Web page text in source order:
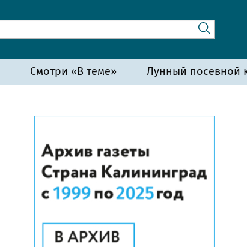
Смотри «В теме» Лунный посевной